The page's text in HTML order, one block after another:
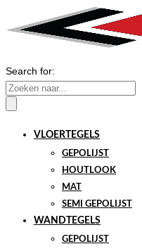
Search for:
VLOERTEGELS
GEPOLIJST
HOUTLOOK
MAT
SEMI GEPOLIJST
WANDTEGELS
GEPOLIJST